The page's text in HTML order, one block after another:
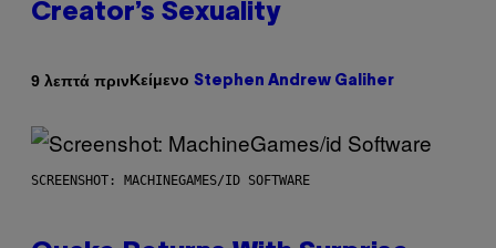
Creator’s Sexuality
9 λεπτά πρινΚείμενο Stephen Andrew Galiher
SCREENSHOT: MACHINEGAMES/ID SOFTWARE